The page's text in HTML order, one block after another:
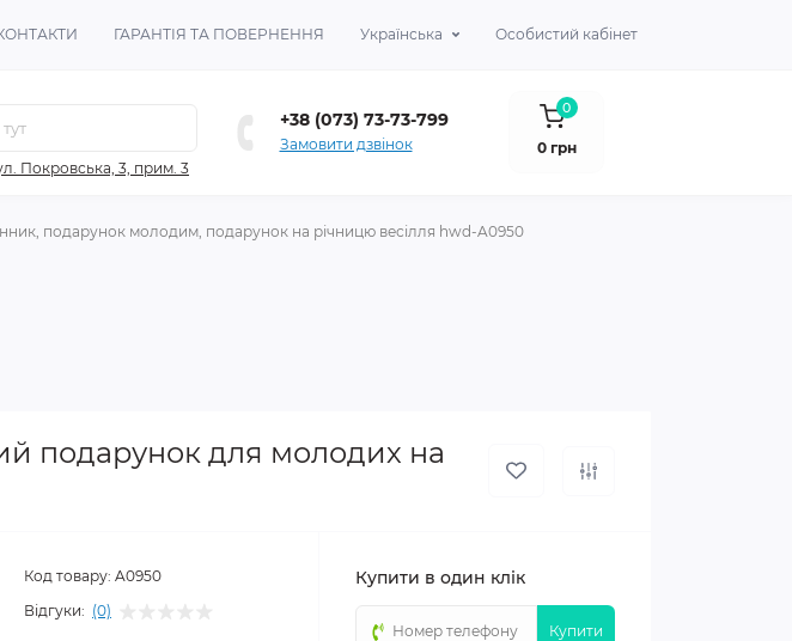
ГАРАНТІЯ ТА ПОВЕРНЕННЯ Українська Особистий кабінет
Покровська, 3, прим. 3
+38 (073) 73-73-799
Замовити дзвінок
0
0 грн
подарунок молодим, подарунок на річницю весілля hwd-A0950
подарунок для молодих на
Код товару: A0950
Відгуки: (0)
Купити в один клік
Купити